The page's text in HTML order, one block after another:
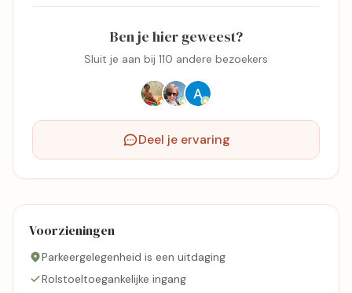
Ben je hier geweest?
Sluit je aan bij 110 andere bezoekers
Deel je ervaring
Voorzieningen
Parkeergelegenheid is een uitdaging
Rolstoeltoegankelijke ingang